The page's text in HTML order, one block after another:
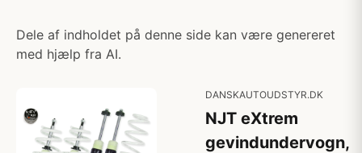
Dele af indholdet på denne side kan være genereret
med hjælp fra AI.
DANSKAUTOUDSTYR.DK
NJT eXtrem
gevindundervogn,